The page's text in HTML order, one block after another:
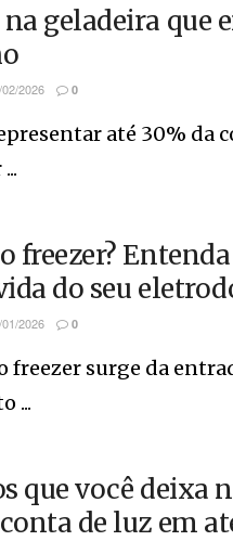
geladeira que
2026 0
até 30% da
freezer?
do seu
2026 0
freezer surge da
...
que você
de luz em